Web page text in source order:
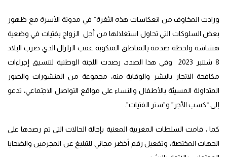
وزادت المخاوف من انعكاسات هذه الثغرة” في مدونة الأسرة مع ظهور
بعض السلوكات التي تحاول استغلالها من أجل الزواج بفتيات في وضعية
هشاشة ولحظة صدمة بالمناطق المنكوبة عقب الزلزال الذي ضرب البلاد
8 شتنبر 2023 وفي هذا الصدد، رصدت اللجنة الوطنية لتنسيق إجراءات
مكافحة الاتجار بالبشر والوقاية منه، مجموعة من المنشورات والصور
المتداولة المسيئة بالأطفال والنساء على مواقع التواصل الاجتماعي، تدعو
إلى “كسب الأجر” و”ستر الفتيات”.
كما ، قامت السلطات المغربية المعنية بإحالة الحالات التي تم رصدها على
الجهات المختصة، وتفعيل رقم أخضر مجاني للتبليغ عن المجرمين والضحايا